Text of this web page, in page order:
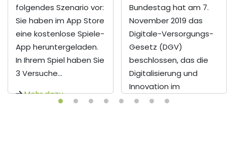
folgendes Szenario vor:
Sie haben im App Store
eine kostenlose Spiele-
App heruntergeladen.
In Ihrem Spiel haben Sie
3 Versuche...
Mehr dazu
Bundestag hat am 7.
November 2019 das
Digitale-Versorgungs-
Gesetz (DGV)
beschlossen, das die
Digitalisierung und
Innovation im
deutschen ...